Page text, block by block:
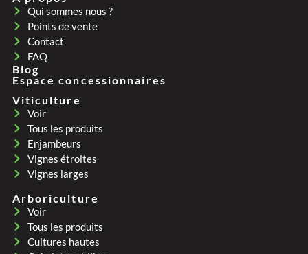
Qui sommes nous ?
Points de vente
Contact
FAQ
Blog
Espace concessionnaires
Viticulture
Voir
Tous les produits
Enjambeurs
Vignes étroites
Vignes larges
Arboriculture
Voir
Tous les produits
Cultures hautes